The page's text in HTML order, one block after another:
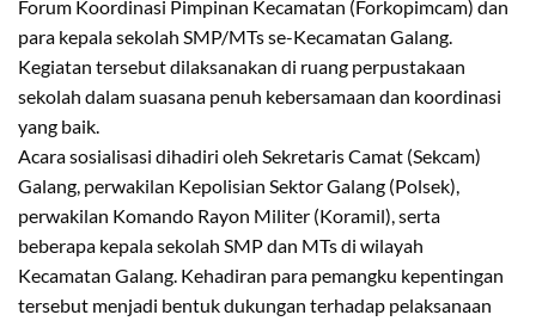
Forum Koordinasi Pimpinan Kecamatan (Forkopimcam) dan
para kepala sekolah SMP/MTs se-Kecamatan Galang.
Kegiatan tersebut dilaksanakan di ruang perpustakaan
sekolah dalam suasana penuh kebersamaan dan koordinasi
yang baik.
Acara sosialisasi dihadiri oleh Sekretaris Camat (Sekcam)
Galang, perwakilan Kepolisian Sektor Galang (Polsek),
perwakilan Komando Rayon Militer (Koramil), serta
beberapa kepala sekolah SMP dan MTs di wilayah
Kecamatan Galang. Kehadiran para pemangku kepentingan
tersebut menjadi bentuk dukungan terhadap pelaksanaan